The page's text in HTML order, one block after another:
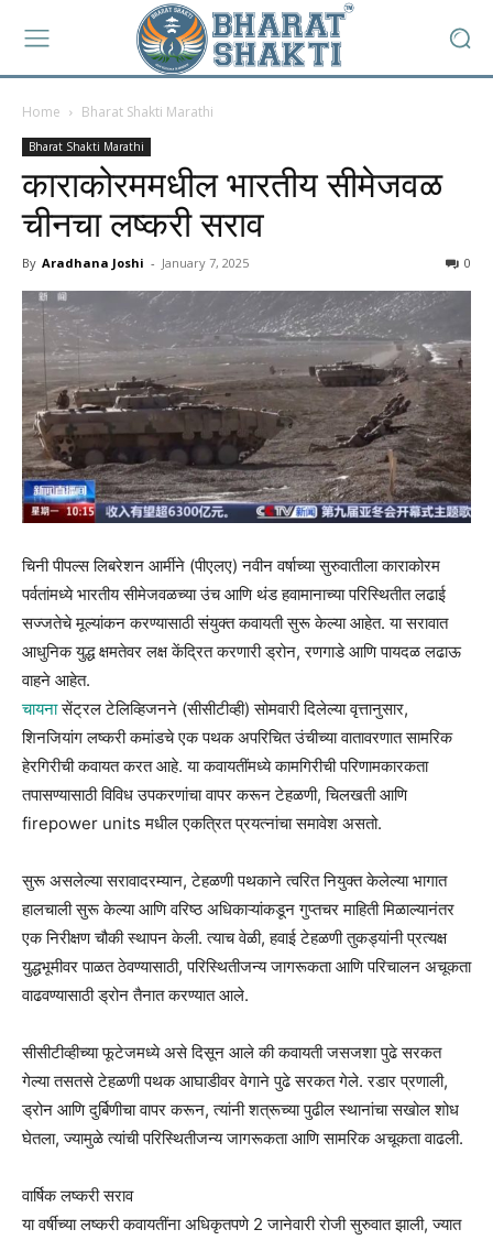
Home Bharat Shakti Marathi
Bharat Shakti Marathi
काराकोरममधील भारतीय सीमेजवळ
चीनचा लष्करी सराव
By Aradhana Joshi - January 7, 2025 0
चिनी पीपल्स लिबरेशन आर्मीने (पीएलए) नवीन वर्षाच्या सुरुवातीला काराकोरम
पर्वतांमध्ये भारतीय सीमेजवळच्या उंच आणि थंड हवामानाच्या परिस्थितीत लढाई
सज्जतेचे मूल्यांकन करण्यासाठी संयुक्त कवायती सुरू केल्या आहेत. या सरावात
आधुनिक युद्ध क्षमतेवर लक्ष केंद्रित करणारी ड्रोन, रणगाडे आणि पायदळ लढाऊ
वाहने आहेत.
चायनासेंट्रल टेलिव्हिजनने (सीसीटीव्ही) सोमवारी दिलेल्या वृत्तानुसार,
शिनजियांग लष्करी कमांडचे एक पथक अपरिचित उंचीच्या वातावरणात सामरिक
हेरगिरीची कवायत करत आहे. या कवायतींमध्ये कामगिरीची परिणामकारकता
तपासण्यासाठी विविध उपकरणांचा वापर करून टेहळणी, चिलखती आणि
firepower units मधील एकत्रित प्रयत्नांचा समावेश असतो.
सुरू असलेल्या सरावादरम्यान, टेहळणी पथकाने त्वरित नियुक्त केलेल्या भागात
हालचाली सुरू केल्या आणि वरिष्ठ अधिकाऱ्यांकडून गुप्तचर माहिती मिळाल्यानंतर
एक निरीक्षण चौकी स्थापन केली. त्याच वेळी, हवाई टेहळणी तुकड्यांनी प्रत्यक्ष
युद्धभूमीवर पाळत ठेवण्यासाठी, परिस्थितीजन्य जागरूकता आणि परिचालन अचूकता
वाढवण्यासाठी ड्रोन तैनात करण्यात आले.
सीसीटीव्हीच्या फूटेजमध्ये असे दिसून आले की कवायती जसजशा पुढे सरकत
गेल्या तसतसे टेहळणी पथक आघाडीवर वेगाने पुढे सरकत गेले. रडार प्रणाली,
ड्रोन आणि दुर्बिणीचा वापर करून, त्यांनी शत्रूच्या पुढील स्थानांचा सखोल शोध
घेतला, ज्यामुळे त्यांची परिस्थितीजन्य जागरूकता आणि सामरिक अचूकता वाढली.
वार्षिक लष्करी सराव
या वर्षीच्या लष्करी कवायतींना अधिकृतपणे 2 जानेवारी रोजी सुरुवात झाली, ज्यात